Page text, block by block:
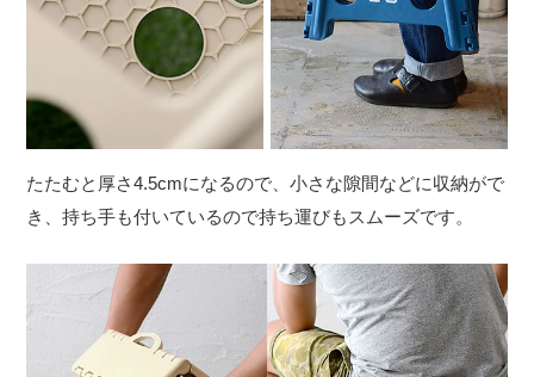
たたむと厚さ4.5cmになるので、小さな隙間などに収納がで
き、持ち手も付いているので持ち運びもスムーズです。